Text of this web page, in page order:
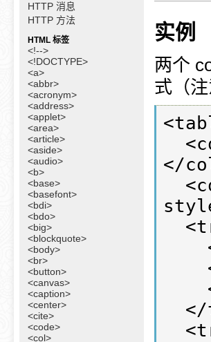
HTTP 消息
HTTP 方法
HTML 标签
<!-->
<!DOCTYPE>
<a>
<abbr>
<acronym>
<address>
<applet>
<area>
<article>
<aside>
<audio>
<b>
<base>
<basefont>
<bdi>
<bdo>
<big>
<blockquote>
<body>
<br>
<button>
<canvas>
<caption>
<center>
<cite>
<code>
<col>
实例
两个
式（
</